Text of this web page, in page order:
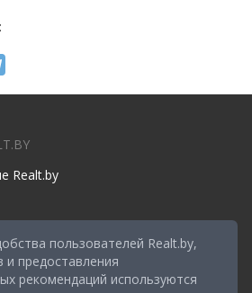
пользователей Realt.by,
и предоставления
рекомендаций используются
Realt.by